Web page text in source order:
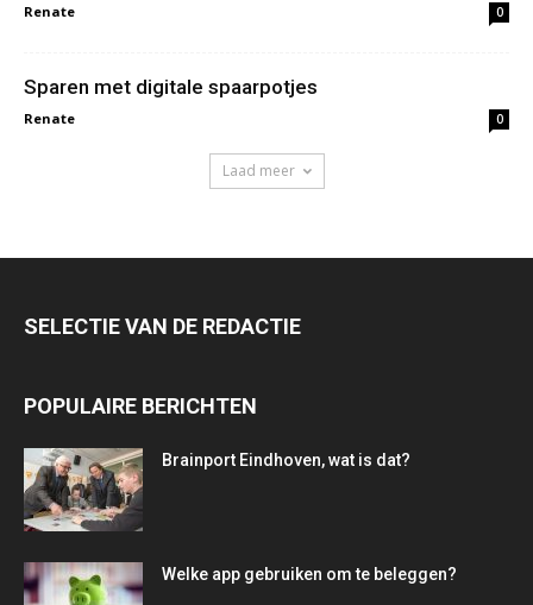
Renate 0
Sparen met digitale spaarpotjes
Renate 0
Laad meer
SELECTIE VAN DE REDACTIE
POPULAIRE BERICHTEN
Brainport Eindhoven, wat is dat?
Welke app gebruiken om te beleggen?